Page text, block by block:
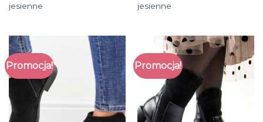
jesienne
jesienne
Promocja! Promocja!